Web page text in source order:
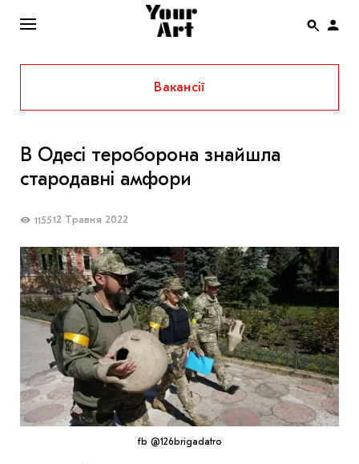
ENG
НОВИНИ
АФІША
ІНТЕРВ’Ю
КОЛОНКИ
СПЕЦПРОЄКТИ
THE UKRAINIAN PAVILION AT VENICE BIENNALE
2022
МАРІУПОЛЬСЬКІ МАРГІНАЛІЇ
ДОСЛІДНИЦЬКА ПЛАТФОРМА
Вакансії
В Одесі тероборона знайшла
стародавні амфори
115512 Травня 2022
fb @126brigadatro